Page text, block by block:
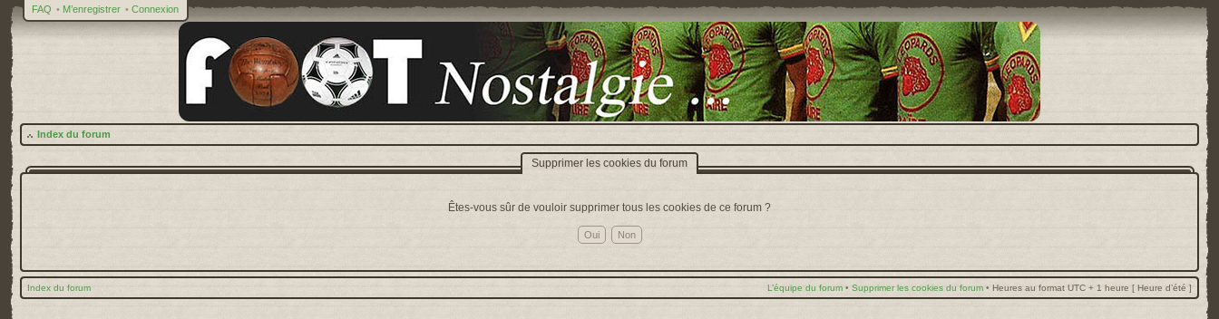
FAQ • M’enregistrer • Connexion
Index du forum
Supprimer les cookies du forum
Êtes-vous sûr de vouloir supprimer tous les cookies de ce forum ?
Index du forum L’équipe du forum • Supprimer les cookies du forum • Heures au format UTC + 1 heure [ Heure d’été ]